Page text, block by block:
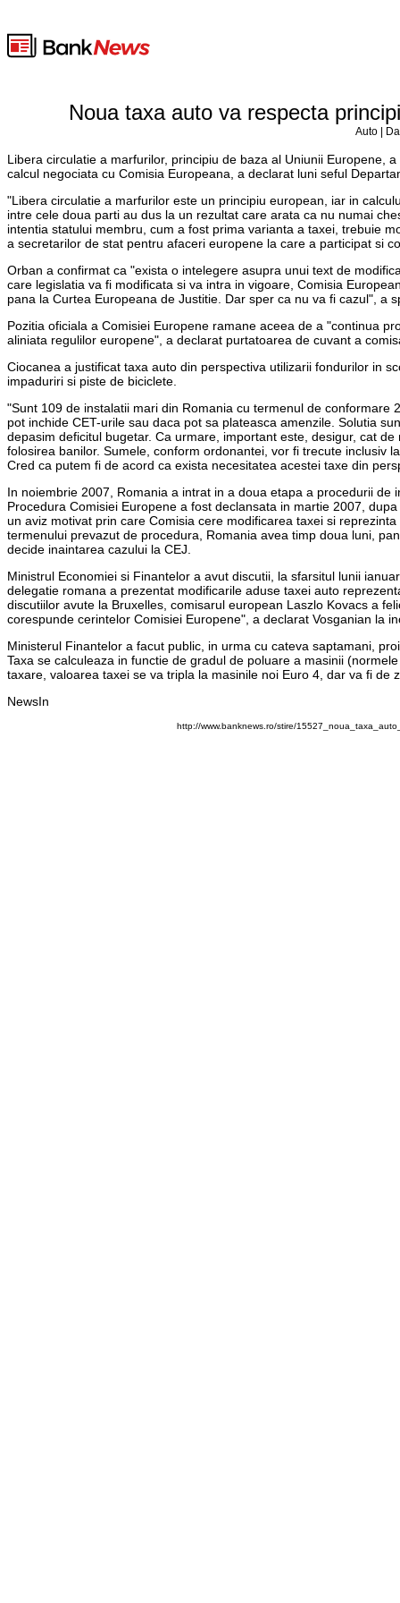
Noua taxa auto va respecta
Auto |
Libera circulatie a marfurilor, principiu de baza al Uniunii Europene,
calcul negociata cu Comisia Europeana, a declarat luni seful
"Libera circulatie a marfurilor este un principiu european, iar in
intre cele doua parti au dus la un rezultat care arata ca nu numai
intentia statului membru, cum a fost prima varianta a taxei, trebuie
a secretarilor de stat pentru afaceri europene la care a participat si
Orban a confirmat ca "exista o intelegere asupra unui text de
care legislatia va fi modificata si va intra in vigoare, Comisia
pana la Curtea Europeana de Justitie. Dar sper ca nu va fi cazul", a
Pozitia oficiala a Comisiei Europene ramane aceea de a "continua
aliniata regulilor europene", a declarat purtatoarea de cuvant a
Ciocanea a justificat taxa auto din perspectiva utilizarii fondurilor in
impaduriri si piste de biciclete.
"Sunt 109 de instalatii mari din Romania cu termenul de
pot inchide CET-urile sau daca pot sa plateasca amenzile. Solutia
depasim deficitul bugetar. Ca urmare, important este, desigur, cat
folosirea banilor. Sumele, conform ordonantei, vor fi trecute inclusiv
Cred ca putem fi de acord ca exista necesitatea acestei taxe din
In noiembrie 2007, Romania a intrat in a doua etapa a procedurii
Procedura Comisiei Europene a fost declansata in martie 2007,
un aviz motivat prin care Comisia cere modificarea taxei si
termenului prevazut de procedura, Romania avea timp doua luni,
decide inaintarea cazului la CEJ.
Ministrul Economiei si Finantelor a avut discutii, la sfarsitul lunii
delegatie romana a prezentat modificarile aduse taxei auto
discutiilor avute la Bruxelles, comisarul european Laszlo Kovacs a
corespunde cerintelor Comisiei Europene", a declarat Vosganian la
Ministerul Finantelor a facut public, in urma cu cateva saptamani,
Taxa se calculeaza in functie de gradul de poluare a masinii
taxare, valoarea taxei se va tripla la masinile noi Euro 4, dar va fi
NewsIn
http://www.banknews.ro/stire/